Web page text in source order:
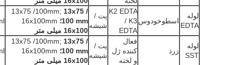
لوله
EDTA
اسطوخودوس
K2 EDTA
/ K3
EDTA
پت /
شیشه
13x75 /100mm; 13x75 /
100 mm؛
16x100mm
16x100 میلی متر
لوله
SST
زرد
فعال
کننده ژل
و لخته
پت /
شیشه
13x75 /100mm; 13x75 /
100 mm؛
16x100mm
16x100 میلی متر